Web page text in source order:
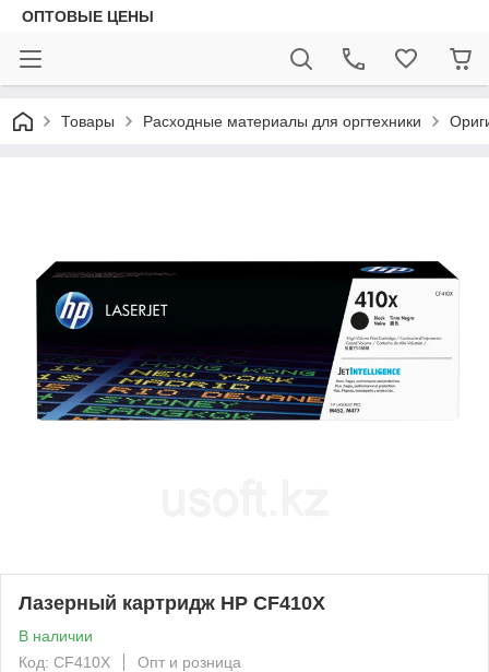
ОПТОВЫЕ ЦЕНЫ
Товары Расходные материалы для оргтехники
Лазерный картридж HP CF410X
В наличии
Код: CF410X
Опт и розница